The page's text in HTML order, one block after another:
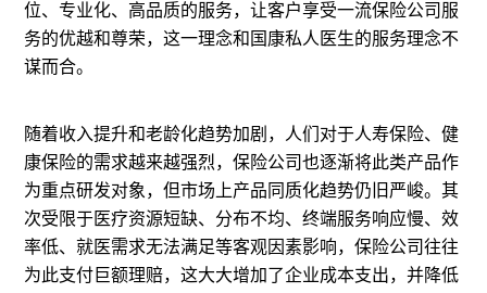
位、专业化、高品质的服务，让客户享受一流保险公司服
务的优越和尊荣，这一理念和国康私人医生的服务理念不
谋而合。
随着收入提升和老龄化趋势加剧，人们对于人寿保险、健
康保险的需求越来越强烈，保险公司也逐渐将此类产品作
为重点研发对象，但市场上产品同质化趋势仍旧严峻。其
次受限于医疗资源短缺、分布不均、终端服务响应慢、效
率低、就医需求无法满足等客观因素影响，保险公司往往
为此支付巨额理赔，这大大增加了企业成本支出，并降低